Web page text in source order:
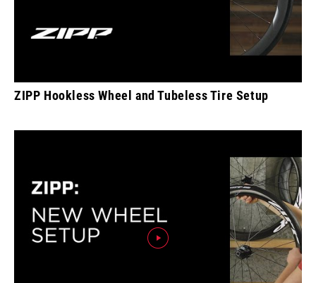
ZIPP Hookless Wheel and Tubeless Tire Setup